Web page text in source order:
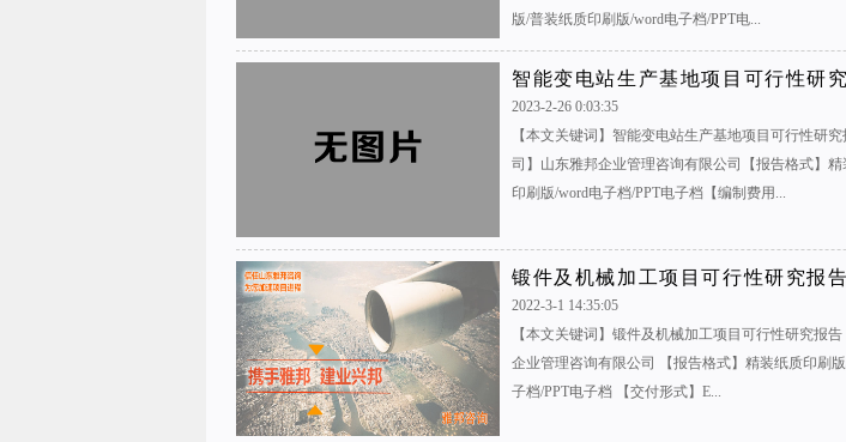
版/普装纸质印刷版/word电子档/PPT电...
智能变电站生产基地项目可行性研
2023-2-26 0:03:35
【本文关键词】智能变电站生产基地项目可行性研
司】山东雅邦企业管理咨询有限公司【报告格式】
印刷版/word电子档/PPT电子档【编制费用...
锻件及机械加工项目可行性研究报
2022-3-1 14:35:05
【本文关键词】锻件及机械加工项目可行性研究报
企业管理咨询有限公司 【报告格式】精装纸质印刷
子档/PPT电子档 【交付形式】E...